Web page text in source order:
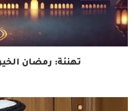
تهنئة: رمضان